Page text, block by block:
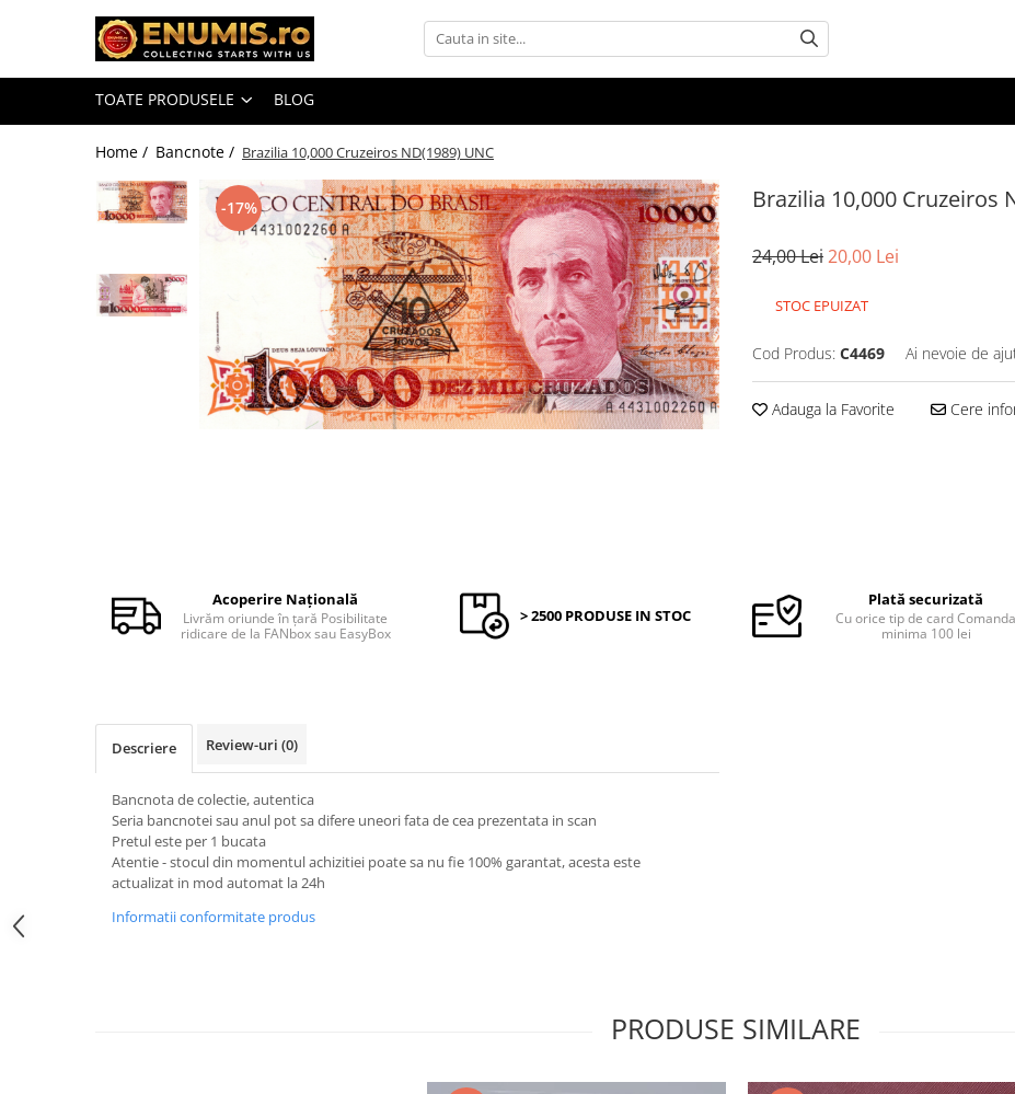
Monede Romania
Accesorii colectie monede
Albume cu folii pentru stocare
Capsule monede
Cartonase autoadezive
Soluții curățare, pensete, mănuși,
Monede Euro, Eurocenti
Monede Europa
Accesorii colectie bancnote
Albume cu folii pentru stocare
Folii pentru stocare bancnote, la
Folii pentru stocare bancnote, la
pachet
Folii tip poseta, pentru bancnote,
TOATE PRODUSELE BLOG
Home / Bancnote / Brazilia 10,000 Cruzeiros ND(1989) UNC
Brazilia 10,000 Cruzeiros
-17%
24,00 Lei20,00 Lei
STOC EPUIZAT
Cod Produs: C4469 Ai nevoie de
Adauga la Favorite Cere
Acoperire Națională
Livrăm oriunde în țară Posibilitate
ridicare de la FANbox sau EasyBox
> 2500 PRODUSE IN STOC
Plată securizată
Cu orice tip de card Comanda
minima 100 lei
Descriere Review-uri (0)
Bancnota de colectie, autentica
Seria bancnotei sau anul pot sa difere uneori fata de cea prezentata in scan
Pretul este per 1 bucata
Atentie - stocul din momentul achizitiei poate sa nu fie 100% garantat, acesta este
actualizat in mod automat la 24h
Informatii conformitate produs
PRODUSE SIMILARE